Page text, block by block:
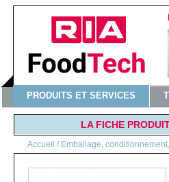
PRODUITS ET SERVICES
LA FICHE
Accueil / Emballage,